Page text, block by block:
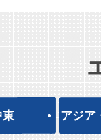
東 アジア